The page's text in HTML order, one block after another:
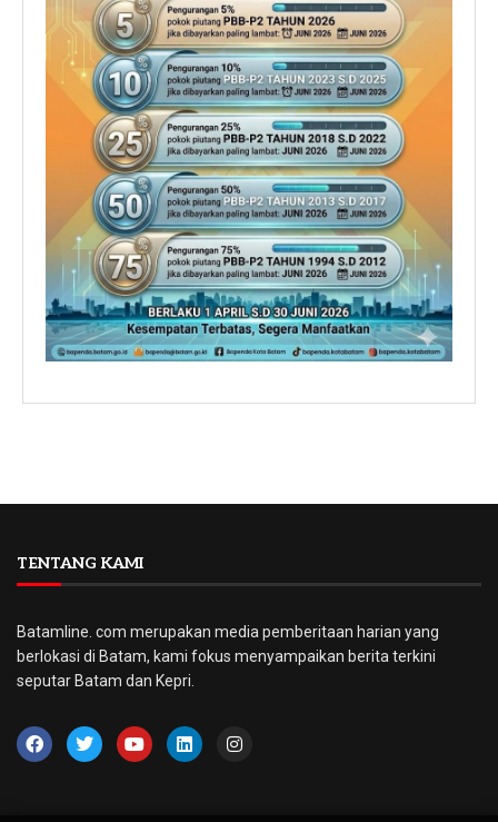
TENTANG KAMI
Batamline. com merupakan media pemberitaan harian yang
berlokasi di Batam, kami fokus menyampaikan berita terkini
seputar Batam dan Kepri.